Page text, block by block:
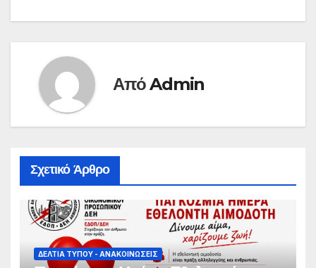
ΑπόAdmin
Σχετικό Άρθρο
ΔΕΛΤΊΑ ΤΎΠΟΥ - ΑΝΑΚΟΙΝΏΣΕΙΣ